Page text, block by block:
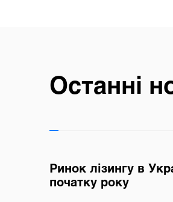
Останні
Ринок лізингу в
початку року